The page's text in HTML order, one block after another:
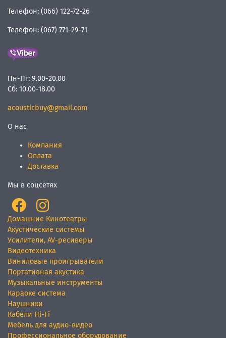
Телефон: (066) 122-72-26
Телефон: (067) 771-29-71
Пн-Пт: 9.00-20.00
Сб: 10.00-18.00
acousticbuy@gmail.com
О нас
Компания
Оплата
Доставка
Мы в соцсетях
Домашние Кинотеатры
Акустические системы
Усилители, AV-ресиверы
Видеотехника
Виниловые проигрыватели
Портативная акустика
Музыкальные инструменты
Караоке система
Наушники
Кабели Hi-Fi
Мебель для аудио-видео
Профессиональное оборудование